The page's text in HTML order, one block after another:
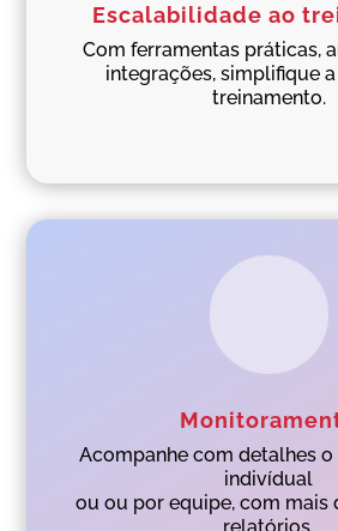
Escalabilidade ao
Com ferramentas práticas,
integrações, simplifique
treinamento.
Acompanhe com detalhes
indivídual
ou ou por equipe, com mais